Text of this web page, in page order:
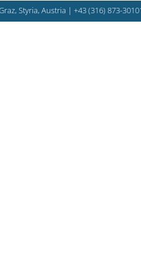
Styria, Austria | +43 (316) 873-